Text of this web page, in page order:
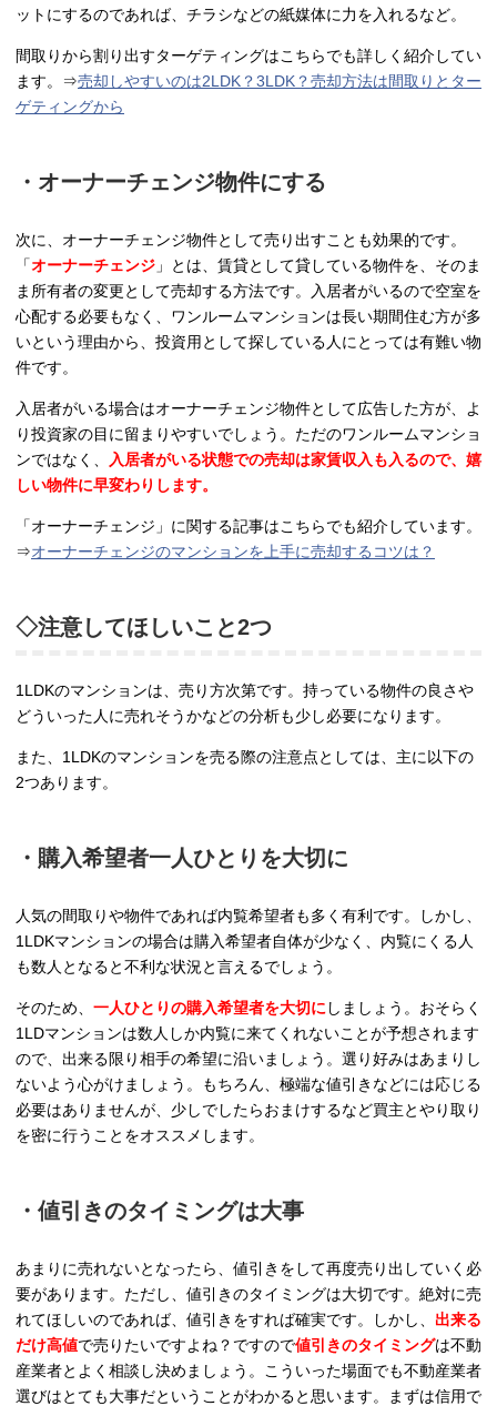
ットにするのであれば、チラシなどの紙媒体に力を入れるなど。
間取りから割り出すターゲティングはこちらでも詳しく紹介してい
ます。⇒売却しやすいのは2LDK？3LDK？売却方法は間取りとター
ゲティングから
・オーナーチェンジ物件にする
次に、オーナーチェンジ物件として売り出すことも効果的です。
「オーナーチェンジ 」とは、賃貸として貸している物件を、そのま
ま所有者の変更として売却する方法です。入居者がいるので空室を
心配する必要もなく、ワンルームマンションは長い期間住む方が多
いという理由から、投資用として探している人にとっては有難い物
件です。
入居者がいる場合はオーナーチェンジ物件として広告した方が、よ
り投資家の目に留まりやすいでしょう。ただのワンルームマンショ
ンではなく、
入居者がいる状態での売却は家賃収入も入るので、嬉
しい物件に早変わりします。
「オーナーチェンジ」に関する記事はこちらでも紹介しています。
⇒オーナーチェンジのマンションを上手に売却するコツは？
◇注意してほしいこと2つ
1LDKのマンションは、売り方次第です。持っている物件の良さや
どういった人に売れそうかなどの分析も少し必要になります。
また、1LDKのマンションを売る際の注意点としては、主に以下の
2つあります。
・購入希望者一人ひとりを大切に
人気の間取りや物件であれば内覧希望者も多く有利です。しかし、
1LDKマンションの場合は購入希望者自体が少なく、内覧にくる人
も数人となると不利な状況と言えるでしょう。
そのため、 一人ひとりの購入希望者を大切に しましょう。おそらく
1LDマンションは数人しか内覧に来てくれないことが予想されます
ので、出来る限り相手の希望に沿いましょう。選り好みはあまりし
ないよう心がけましょう。もちろん、極端な値引きなどには応じる
必要はありませんが、少しでしたらおまけするなど買主とやり取り
を密に行うことをオススメします。
・値引きのタイミングは大事
あまりに売れないとなったら、値引きをして再度売り出していく必
要があります。ただし、値引きのタイミングは大切です。絶対に売
れてほしいのであれば、値引きをすれば確実です。しかし、 出来る
だけ高値で売りたいですよね？ですので値引きのタイミングは不動
産業者とよく相談し決めましょう。こういった場面でも不動産業者
選びはとても大事だということがわかると思います。まずは信用で